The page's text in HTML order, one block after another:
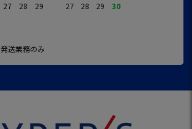
27 28
29
27
28 29 30
発送業務のみ